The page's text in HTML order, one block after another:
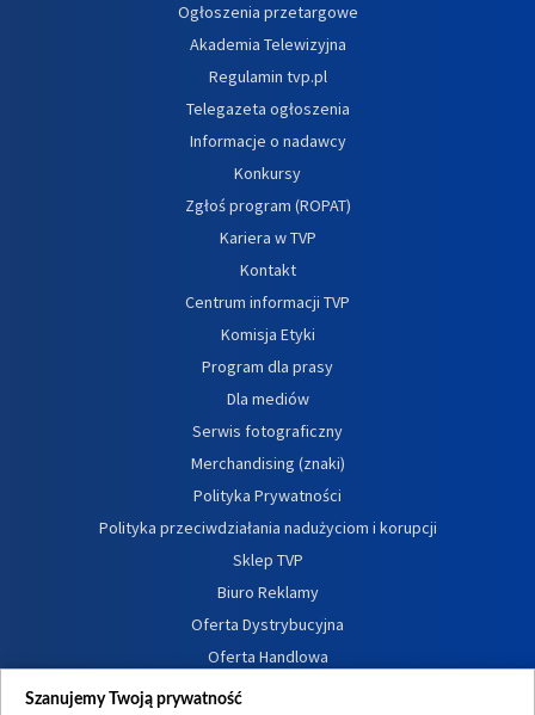
Ogłoszenia przetargowe
Akademia Telewizyjna
Regulamin tvp.pl
Telegazeta ogłoszenia
Informacje o nadawcy
Konkursy
Zgłoś program (ROPAT)
Kariera w TVP
Kontakt
Centrum informacji TVP
Komisja Etyki
Program dla prasy
Dla mediów
Serwis fotograficzny
Merchandising (znaki)
Polityka Prywatności
Polityka przeciwdziałania nadużyciom i korupcji
Sklep TVP
Biuro Reklamy
Oferta Dystrybucyjna
Oferta Handlowa
Dostępność
Szanujemy Twoją prywatność